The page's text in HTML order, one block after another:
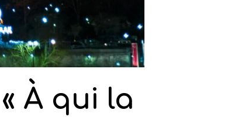
À qui la